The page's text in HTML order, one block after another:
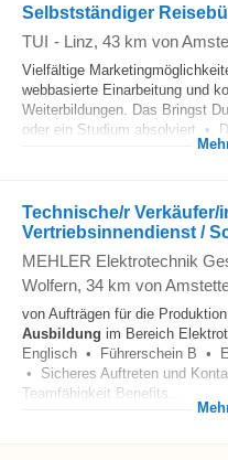
Selbstständiger
TUI - Linz, 43 km von
Vielfältige
webbasierte Einarbeitung und
Weiterbildungen. Das Bringst
oder ein Studium absolviert •
Technische/r Verkäufer/
Vertriebsinnendienst /
MEHLER Elektrotechnik
Wolfern, 34 km von
von Aufträgen für die
Ausbildung im Bereich
Englisch • Führerschein B •
• Sicheres Auftreten und
Teamfähigkeit Benefits...